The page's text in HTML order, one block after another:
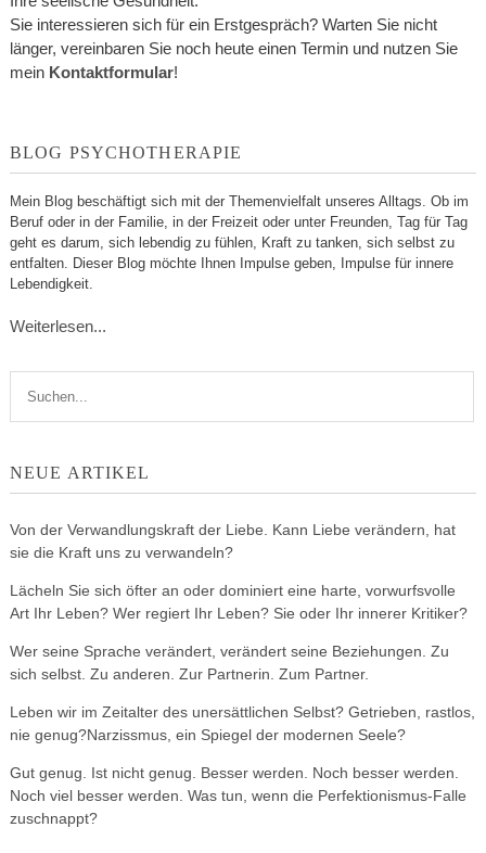
Sie interessieren sich für ein Erstgespräch? Warten Sie nicht
länger, vereinbaren Sie noch heute einen Termin und nutzen Sie
mein Kontaktformular!
BLOG PSYCHOTHERAPIE
Mein Blog beschäftigt sich mit der Themenvielfalt unseres Alltags. Ob im
Beruf oder in der Familie, in der Freizeit oder unter Freunden, Tag für Tag
geht es darum, sich lebendig zu fühlen, Kraft zu tanken, sich selbst zu
entfalten. Dieser Blog möchte Ihnen Impulse geben, Impulse für innere
Lebendigkeit.
Weiterlesen...
NEUE ARTIKEL
Von der Verwandlungskraft der Liebe. Kann Liebe verändern, hat
sie die Kraft uns zu verwandeln?
Lächeln Sie sich öfter an oder dominiert eine harte, vorwurfsvolle
Art Ihr Leben? Wer regiert Ihr Leben? Sie oder Ihr innerer Kritiker?
Wer seine Sprache verändert, verändert seine Beziehungen. Zu
sich selbst. Zu anderen. Zur Partnerin. Zum Partner.
Leben wir im Zeitalter des unersättlichen Selbst? Getrieben, rastlos,
nie genug?Narzissmus, ein Spiegel der modernen Seele?
Gut genug. Ist nicht genug. Besser werden. Noch besser werden.
Noch viel besser werden. Was tun, wenn die Perfektionismus-Falle
zuschnappt?